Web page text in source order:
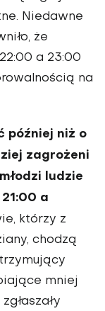
Niedawne
że
a 23:00
na
później niż o
zagrożeni
ludzie
a
którzy z
chodzą
mniej